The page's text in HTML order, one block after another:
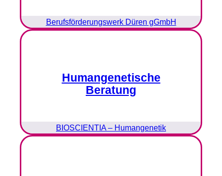
Berufsförderungswerk Düren gGmbH
Humangenetische
Beratung
BIOSCIENTIA – Humangenetik